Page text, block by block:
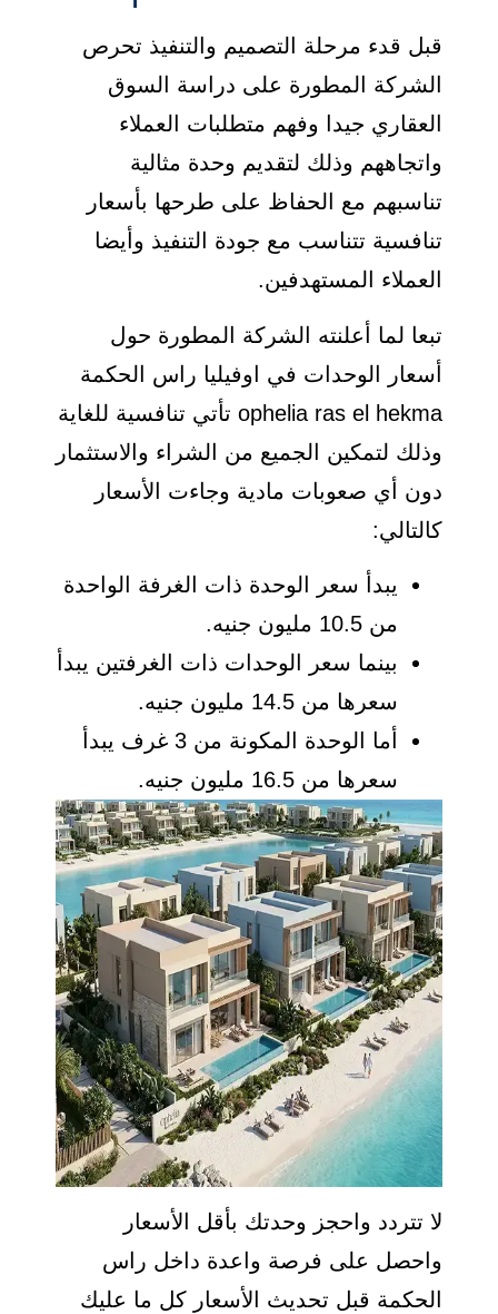
قبل قدء مرحلة التصميم والتنفيذ تحرص
الشركة المطورة على دراسة السوق
العقاري جيدا وفهم متطلبات العملاء
واتجاههم وذلك لتقديم وحدة مثالية
تناسبهم مع الحفاظ على طرحها بأسعار
تنافسية تتناسب مع جودة التنفيذ وأيضا
العملاء المستهدفين.
تبعا لما أعلنته الشركة المطورة حول
أسعار الوحدات في اوفيليا راس الحكمة
ophelia ras el hekma تأتي تنافسية للغاية
وذلك لتمكين الجميع من الشراء والاستثمار
دون أي صعوبات مادية وجاءت الأسعار
كالتالي:
يبدأ سعر الوحدة ذات الغرفة الواحدة
من 10.5 مليون جنيه.
بينما سعر الوحدات ذات الغرفتين يبدأ
سعرها من 14.5 مليون جنيه.
أما الوحدة المكونة من 3 غرف يبدأ
سعرها من 16.5 مليون جنيه.
لا تتردد واحجز وحدتك بأقل الأسعار
واحصل على فرصة واعدة داخل راس
الحكمة قبل تحديث الأسعار كل ما عليك